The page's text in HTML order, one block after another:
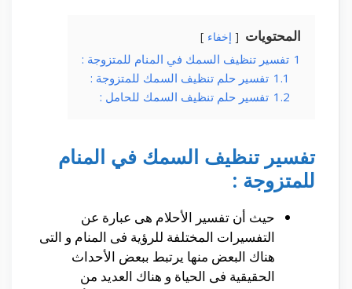
المحتويات إخفاء
1 تفسير تنظيف السمك في المنام للمتزوجة :
1.1 تفسير حلم تنظيف السمك للمتزوجة :
1.2 تفسير حلم تنظيف السمك للحامل :
تفسير تنظيف السمك في المنام
للمتزوجة :
حيث أن تفسير الأحلام هى عبارة عن
التفسيرات المختلفة للرؤية فى المنام و التى
هناك البعض منها يرتبط ببعض الأحداث
الحقيقية فى الحياة و هناك العديد من